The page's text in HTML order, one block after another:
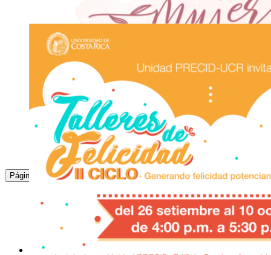
Auditorio Plaza de la Autonomía, Ciudad de la Investigación
Miércoles 10 de octubre, 9:00 a. m.
2511-2600
recepccuxqion.eie @ucr
Invitación: CineUCR octubre: Ciclo Cine y
Auditorio, Facultad de Ciencias Económicas
Miércoles 10 de octubre, 11:00 a. m.
2511-1198|2511-5323
qjra.vas @ucr ispn
OCT
Ciclo de conferencias: Consumo de sustancias
sexuales
Unidad PRECID-UCR
Miércoles 10 de octubre, 1:00 p. m.
2511-3831|2511-2094
Página 123456